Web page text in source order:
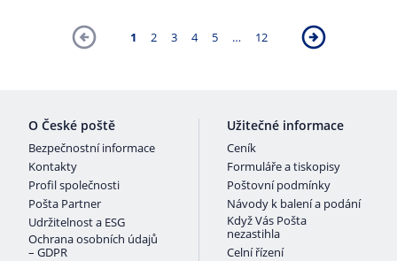
1 2 3 4 5 … 12
O České poště
Bezpečnostní informace
Kontakty
Profil společnosti
Pošta Partner
Udržitelnost a ESG
Ochrana osobních údajů
– GDPR
Užitečné informace
Ceník
Formuláře a tiskopisy
Poštovní podmínky
Návody k balení a podání
Když Vás Pošta
nezastihla
Celní řízení